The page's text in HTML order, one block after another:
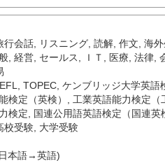
行会話, リスニング, 読解, 作文 海
, 経営, セールス ＩＴ 医療 法律,
TOPEC, ケンブリッジ大学英語
検定（英検）
工業英語能力検定（
検定
国連公用語英語検定（国連英
校受験, 大学受験
本語→英語)